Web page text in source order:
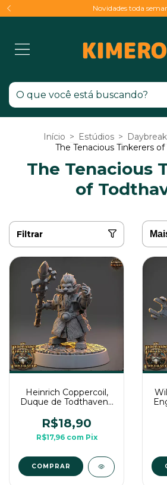
Novidades toda
Início > Estúdios >
The Tenacious Tinkerers
The Tenacious
of
Filtrar
Heinrich Coppercoil,
Duque de Todthaven -
3D Médio Para Rpg de
Mesa
R$18,90
R$17,96 com Pix
COMPRAR